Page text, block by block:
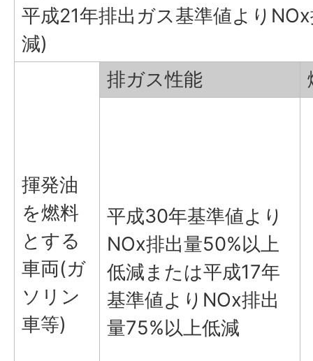
平成21年排出ガス基準値より
減)
揮発油
を燃料
とする
車両(ガ
ソリン
車等)
排ガス性能
平成30年基準値より
NOx排出量50%以上
低減または平成17年
基準値よりNOx排出
量75%以上低減